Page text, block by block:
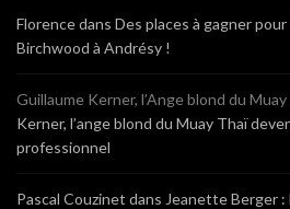
Florencedans Des places à gagner
Birchwood à Andrésy !
Guillaume Kerner, l’Ange blond du
Kerner, l’ange blond du Muay Thaï
professionnel
Pascal Couzinet dans Jeanette Berger :